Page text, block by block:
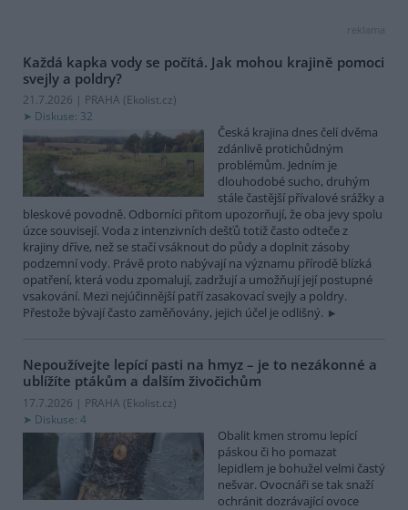
reklama
Každá kapka vody se počítá. Jak mohou krajině pomoci
svejly a poldry?
21.7.2026 | PRAHA (Ekolist.cz)
Diskuse: 32
Česká krajina dnes čelí dvěma
zdánlivě protichůdným
problémům. Jedním je
dlouhodobé sucho, druhým
stále častější přívalové srážky a
bleskové povodně. Odborníci přitom upozorňují, že oba jevy spolu
úzce souvisejí. Voda z intenzivních dešťů totiž často odteče z
krajiny dříve, než se stačí vsáknout do půdy a doplnit zásoby
podzemní vody. Právě proto nabývají na významu přírodě blízká
opatření, která vodu zpomalují, zadržují a umožňují její postupné
vsakování. Mezi nejúčinnější patří zasakovací svejly a poldry.
Přestože bývají často zaměňovány, jejich účel je odlišný.
Nepoužívejte lepící pasti na hmyz – je to nezákonné a
ublížíte ptákům a dalším živočichům
17.7.2026 | PRAHA (Ekolist.cz)
Diskuse: 4
Obalit kmen stromu lepící
páskou či ho pomazat
lepidlem je bohužel velmi častý
nešvar. Ovocnáři se tak snaží
ochránit dozrávající ovoce